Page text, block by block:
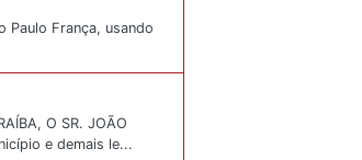
Paulo França, usando
O SR. JOÃO
e demais le...